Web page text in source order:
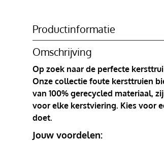
Productinformatie
Omschrijving
Op zoek naar de perfecte
Onze collectie foute kersttruien
van 100% gerecycled materiaal,
voor elke kerstviering. Kies voor
doet.
Jouw voordelen: